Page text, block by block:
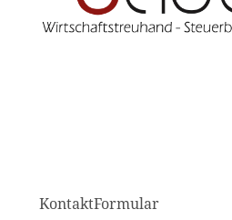
KontaktFormular